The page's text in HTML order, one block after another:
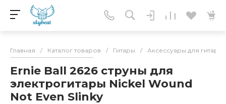
Главная / Каталог товаров / Гитары / Аксессуары для гитар
Ernie Ball 2626 струны для
электрогитары Nickel Wound
Not Even Slinky